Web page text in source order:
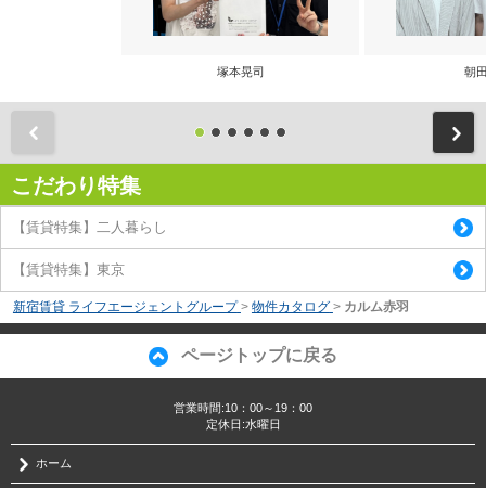
塚本晃司 朝
こだわり特集
【賃貸特集】二人暮らし
【賃貸特集】東京
新宿賃貸 ライフエージェントグループ > 物件カタログ > カルム赤羽
ページトップに戻る
営業時間:10：00～19：00
定休日:水曜日
ホーム